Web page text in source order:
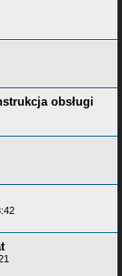
obsługi